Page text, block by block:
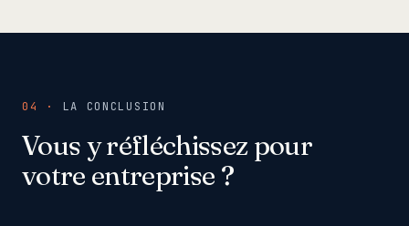
04 · LA CONCLUSION
Vous y réfléchissez pour
votre entreprise ?